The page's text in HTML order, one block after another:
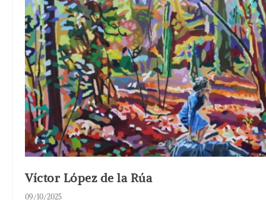
Víctor López de la Rúa
09/10/2025